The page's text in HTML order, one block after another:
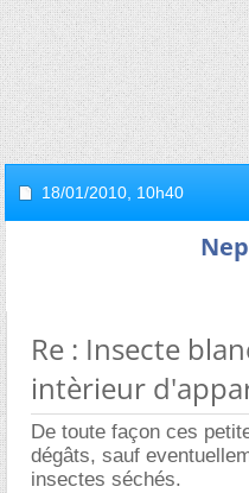
18/01/2010, 10h40
Re : Insecte
intèrieur
De toute façon ces
dégâts, sauf
insectes séchés.